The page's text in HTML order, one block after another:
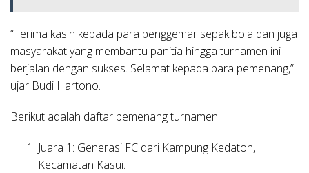
“Terima kasih kepada para penggemar sepak bola dan juga
masyarakat yang membantu panitia hingga turnamen ini
berjalan dengan sukses. Selamat kepada para pemenang,”
ujar Budi Hartono.
Berikut adalah daftar pemenang turnamen:
Juara 1: Generasi FC dari Kampung Kedaton,
Kecamatan Kasui.